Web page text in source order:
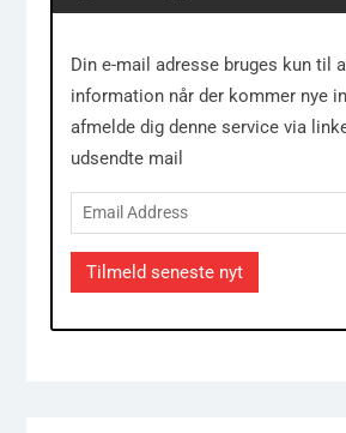
Din e-mail adresse bruges kun til
information når der kommer nye
afmelde dig denne service via
udsendte mail
Email
Address
Tilmeld seneste nyt